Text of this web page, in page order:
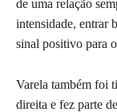
de uma relação
intensidade, entrar
sinal positivo para
Varela também foi
direita e fez parte